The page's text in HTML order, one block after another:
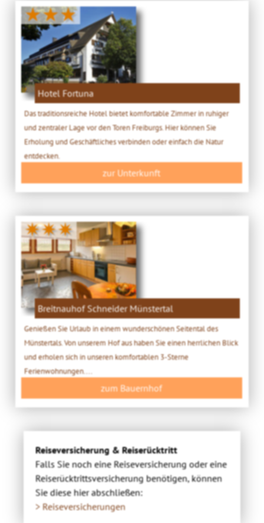
★★★
Hotel Fortuna
Das traditionsreiche Hotel bietet komfortable Zimmer in ruhiger
und zentraler Lage vor den Toren Freiburgs. Hier können Sie
Erholung und Geschäftliches verbinden oder einfach die Natur
entdecken.
zur Unterkunft
✷✷✷
Breitnauhof Schneider Münstertal
Genießen Sie Urlaub in einem wunderschönen Seitental des
Münstertals. Von unserem Hof aus haben Sie einen herrlichen Blick
und erholen sich in unseren komfortablen 3-Sterne
Ferienwohnungen....
zum Bauernhof
Reiseversicherung & Reiserücktritt
Falls Sie noch eine Reiseversicherung oder eine
Reiserücktrittsversicherung benötigen, können
Sie diese hier abschließen:
> Reiseversicherungen